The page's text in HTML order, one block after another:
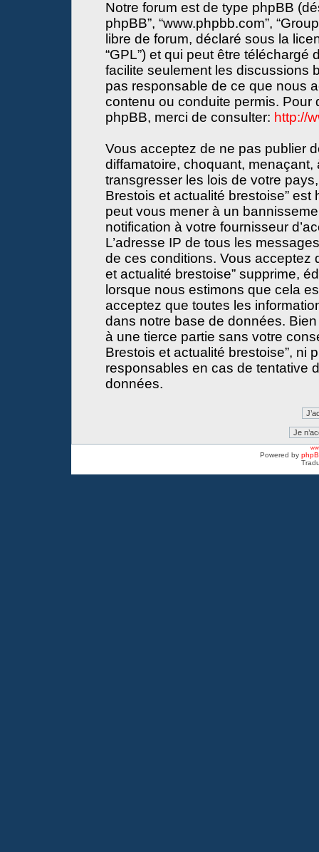
Notre forum est de type phpBB
phpBB”, “www.phpbb.com”,
libre de forum, déclaré sous la
“GPL”) et qui peut être téléchargé
facilite seulement les discussions
pas responsable de ce que nous
contenu ou conduite permis. Pour
phpBB, merci de consulter: http://
Vous acceptez de ne pas publier
diffamatoire, choquant,
transgresser les lois de votre
Brestois et actualité brestoise”
peut vous mener à un
notification à votre fournisseur
L’adresse IP de tous les
de ces conditions. Vous acceptez
et actualité brestoise” supprime,
lorsque nous estimons que cela
acceptez que toutes les
dans notre base de données.
à une tierce partie sans votre
Brestois et actualité brestoise”, ni
responsables en cas de tentative
données.
Powered by